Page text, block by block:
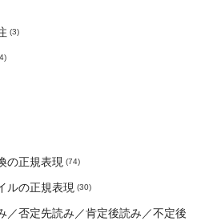
(3)
の正規表現 (74)
ルの正規表現 (30)
／否定先読み／肯定後読み／不定後